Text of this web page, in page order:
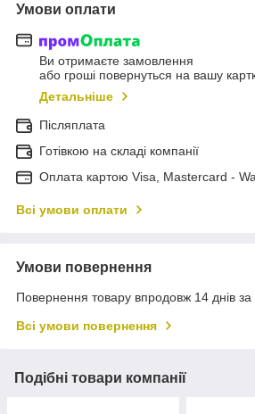
Умови оплати
Ви отримаєте замовлення
або гроші повернуться на вашу
Детальніше
Післяплата
Готівкою на складі компанії
Оплата картою Visa, Mastercard -
Всі умови оплати
Умови повернення
Повернення товару впродовж 14 днів
Всі умови повернення
Подібні товари компанії